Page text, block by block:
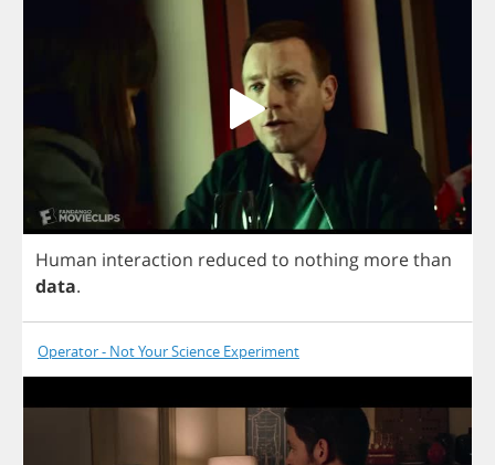
Human interaction reduced to nothing morethan
data.
Operator - Not Your Science Experiment